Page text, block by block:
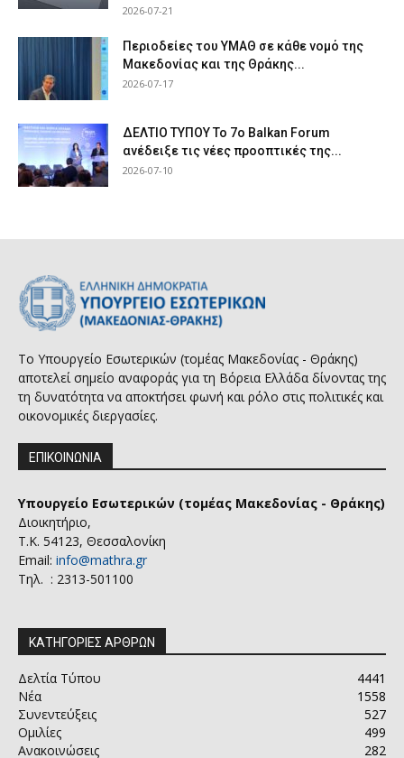
2026-07-21
Περιοδείες του ΥΜΑΘ σε κάθε νομό της
Μακεδονίας και της Θράκης...
2026-07-17
ΔΕΛΤΙΟ ΤΥΠΟΥ Το 7ο Balkan Forum
ανέδειξε τις νέες προοπτικές της...
2026-07-10
Το Υπουργείο Εσωτερικών (τομέας Μακεδονίας - Θράκης)
αποτελεί σημείο αναφοράς για τη Βόρεια Ελλάδα δίνοντας της
τη δυνατότητα να αποκτήσει φωνή και ρόλο στις πολιτικές και
οικονομικές διεργασίες.
ΕΠΙΚΟΙΝΩΝΙΑ
Υπουργείο Εσωτερικών (τομέας Μακεδονίας - Θράκης)
Διοικητήριο,
Τ.Κ. 54123, Θεσσαλονίκη
Email: info@mathra.gr
Τηλ. : 2313-501100
ΚΑΤΗΓΟΡΙΕΣ ΑΡΘΡΩΝ
Δελτία Τύπου
4441
Νέα
1558
Συνεντεύξεις
527
Ομιλίες
499
Ανακοινώσεις
282